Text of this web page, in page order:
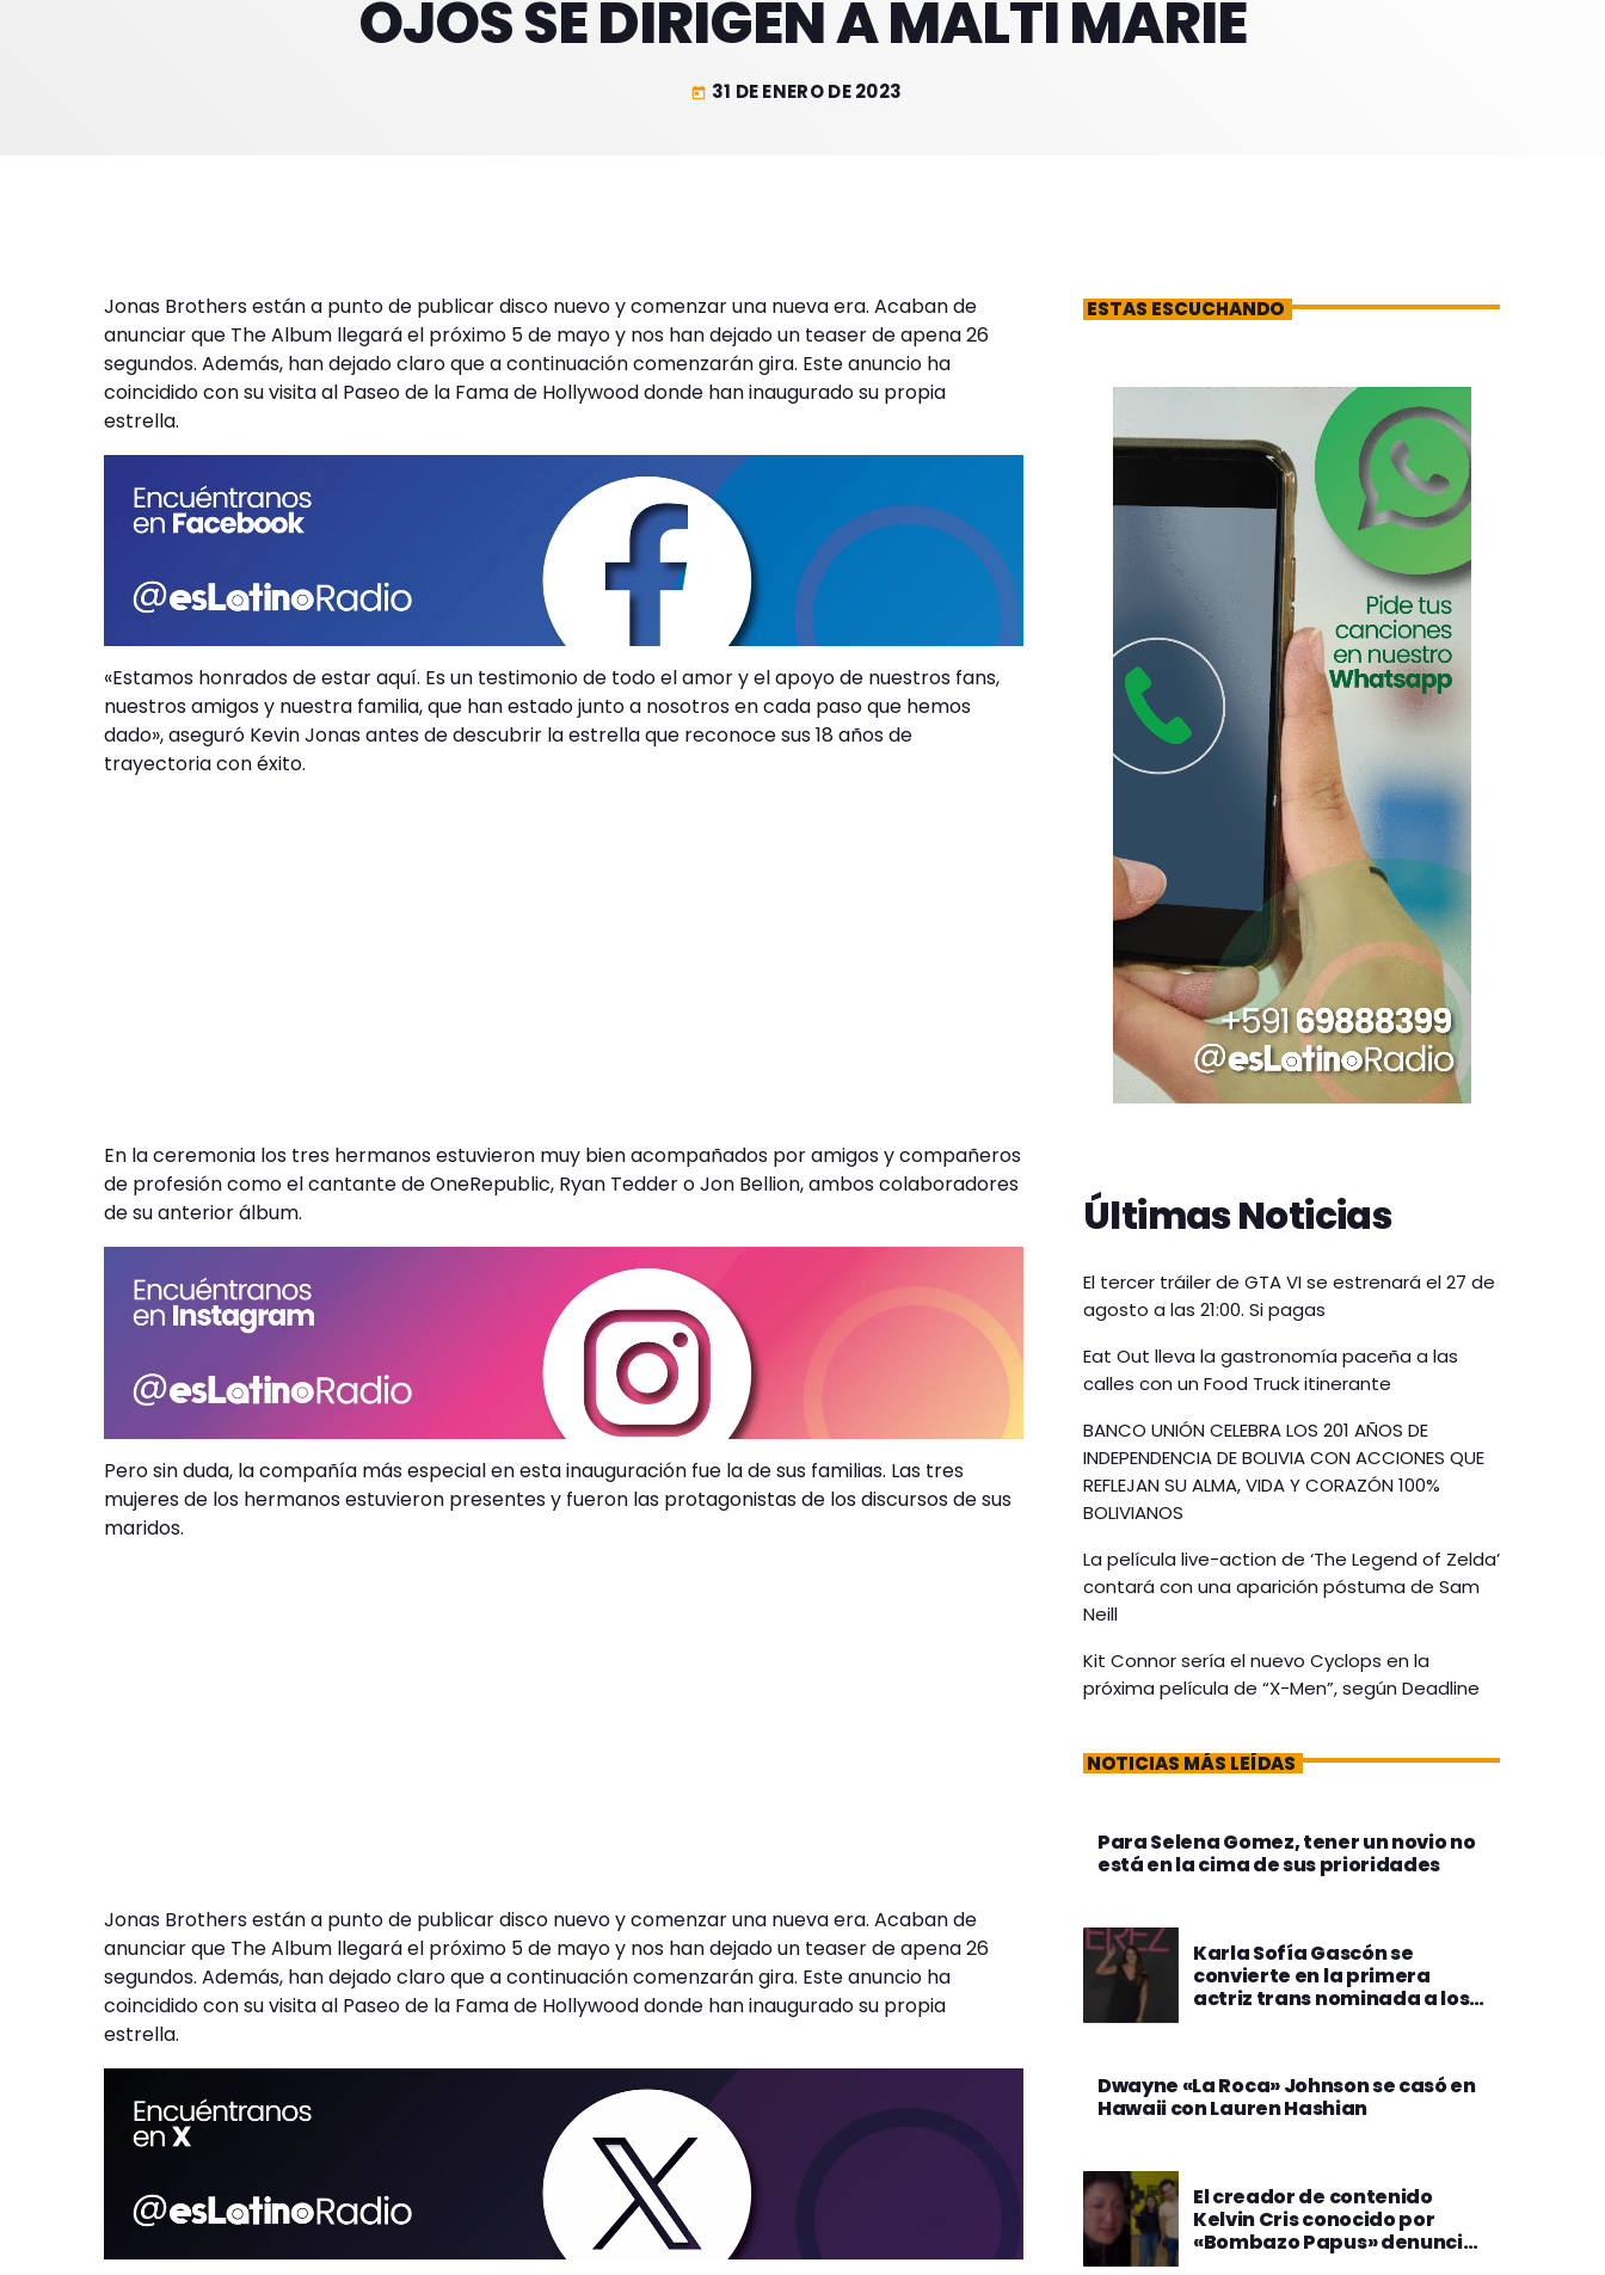
OJOS SE DIRIGEN A MALTI MARIE
today 31 DE ENERO DE 2023
Jonas Brothers están a punto de publicar disco nuevo y comenzar una nueva era. Acaban de
anunciar que The Album llegará el próximo 5 de mayo y nos han dejado un teaser de apena 26
segundos. Además, han dejado claro que a continuación comenzarán gira. Este anuncio ha
coincidido con su visita al Paseo de la Fama de Hollywood donde han inaugurado su propia
estrella.
«Estamos honrados de estar aquí. Es un testimonio de todo el amor y el apoyo de nuestros fans,
nuestros amigos y nuestra familia, que han estado junto a nosotros en cada paso que hemos
dado», aseguró Kevin Jonas antes de descubrir la estrella que reconoce sus 18 años de
trayectoria con éxito.
En la ceremonia los tres hermanos estuvieron muy bien acompañados por amigos y compañeros
de profesión como el cantante de OneRepublic, Ryan Tedder o Jon Bellion, ambos colaboradores
de su anterior álbum.
Pero sin duda, la compañía más especial en esta inauguración fue la de sus familias. Las tres
mujeres de los hermanos estuvieron presentes y fueron las protagonistas de los discursos de sus
maridos.
Jonas Brothers están a punto de publicar disco nuevo y comenzar una nueva era. Acaban de
anunciar que The Album llegará el próximo 5 de mayo y nos han dejado un teaser de apena 26
segundos. Además, han dejado claro que a continuación comenzarán gira. Este anuncio ha
coincidido con su visita al Paseo de la Fama de Hollywood donde han inaugurado su propia
estrella.
ESTAS ESCUCHANDO
Últimas Noticias
El tercer tráiler de GTA VI se estrenará el 27 de
agosto a las 21:00. Si pagas
Eat Out lleva la gastronomía paceña a las
calles con un Food Truck itinerante
BANCO UNIÓN CELEBRA LOS 201 AÑOS DE
INDEPENDENCIA DE BOLIVIA CON ACCIONES QUE
REFLEJAN SU ALMA, VIDA Y CORAZÓN 100%
BOLIVIANOS
La película live-action de ‘The Legend of Zelda’
contará con una aparición póstuma de Sam
Neill
Kit Connor sería el nuevo Cyclops en la
próxima película de “X-Men”, según Deadline
NOTICIAS MÁS LEÍDAS
Para Selena Gomez, tener un novio no
está en la cima de sus prioridades
Karla Sofía Gascón se
convierte en la primera
actriz trans nominada a los
Dwayne «La Roca» Johnson se casó en
Hawaii con Lauren Hashian
El creador de contenido
Kelvin Cris conocido por
«Bombazo Papus» denunció